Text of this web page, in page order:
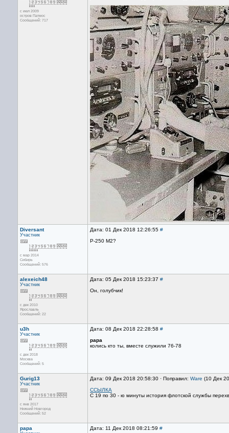
с июл 2009
остров Патмос
Сообщений: 717
Diversant
Участник
с мар 2014
Сибирь
Сообщений: 576
Дата: 01 Дек 2018 12:26:55 #
Р-250 М2?
alexeich48
Участник
с дек 2010
Ярославль
Сообщений: 22
Дата: 05 Дек 2018 15:23:37 #
Он, голубчик!
u3h
Участник
с дек 2018
Москва
Сообщений: 5
Дата: 08 Дек 2018 22:28:58 #
papa
колись кто ты, вместе служили 76-78
Gurig13
Участник
с янв 2017
Нижний Новгород
Сообщений: 52
Дата: 09 Дек 2018 20:58:30 · Поправил: Ware (10 Дек
ССЫЛКА
С 19 по 30 - ю минуты история флотской службы
papa Дата: 11 Дек 2018 08:21:59 #